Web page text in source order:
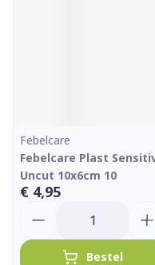
Febelcare
Febelcare Plast
Uncut 10x6cm 10
€ 4,95
Bestel